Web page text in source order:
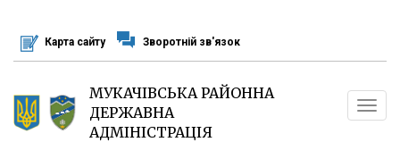
основного
матеріалу
Карта сайту Зворотній зв'язок
МУКАЧІВСЬКА РАЙОННА
ДЕРЖАВНА
АДМІНІСТРАЦІЯ
Toggle